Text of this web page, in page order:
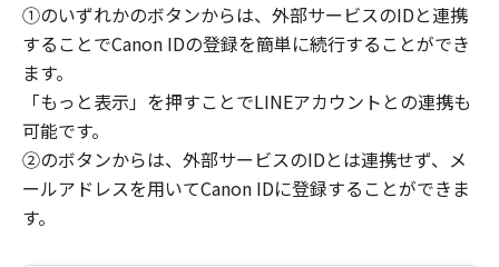
①のいずれかのボタンからは、外部サービスのIDと連携
することでCanon IDの登録を簡単に続行することができ
ます。
「もっと表示」を押すことでLINEアカウントとの連携も
可能です。
②のボタンからは、外部サービスのIDとは連携せず、メ
ールアドレスを用いてCanon IDに登録することができま
す。